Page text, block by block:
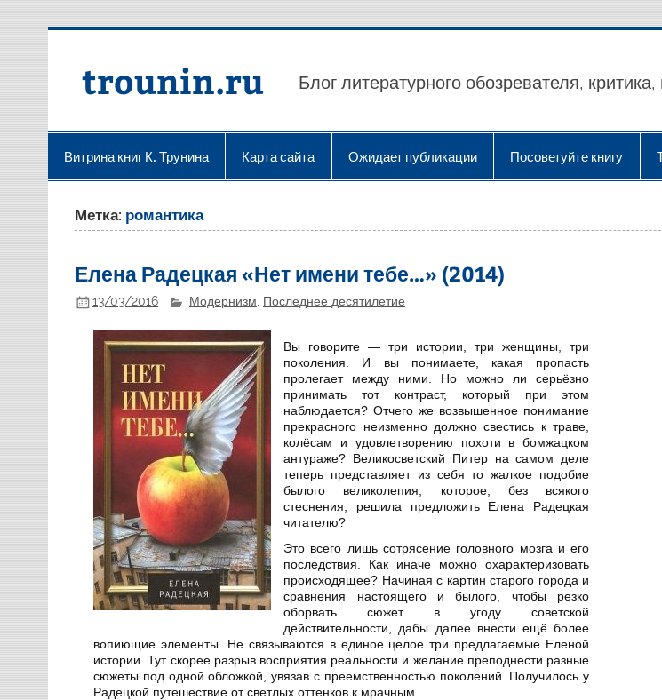
Перейти
trounin.ru Блог литературного обозревателя, критика,
Витрина книг К. Трунина Карта сайта Ожидает публикации Посоветуйте книгу
Метка: романтика
Елена Радецкая «Нет имени тебе…» (2014)
13/03/2016 Модернизм, Последнее десятилетие
Вы говорите — три истории, три женщины, три
поколения. И вы понимаете, какая пропасть
пролегает между ними. Но можно ли серьёзно
принимать тот контраст, который при этом
наблюдается? Отчего же возвышенное понимание
прекрасного неизменно должно свестись к траве,
колёсам и удовлетворению похоти в бомжацком
антураже? Великосветский Питер на самом деле
теперь представляет из себя то жалкое подобие
былого великолепия, которое, без всякого
стеснения, решила предложить Елена Радецкая
читателю?
Это всего лишь сотрясение головного мозга и его
последствия. Как иначе можно охарактеризовать
происходящее? Начиная с картин старого города и
сравнения настоящего и былого, чтобы резко
оборвать сюжет в угоду советской
действительности, дабы далее внести ещё более
вопиющие элементы. Не связываются в единое целое три предлагаемые Еленой
истории. Тут скорее разрыв восприятия реальности и желание преподнести разные
сюжеты под одной обложкой, увязав с преемственностью поколений. Получилось у
Радецкой путешествие от светлых оттенков к мрачным.